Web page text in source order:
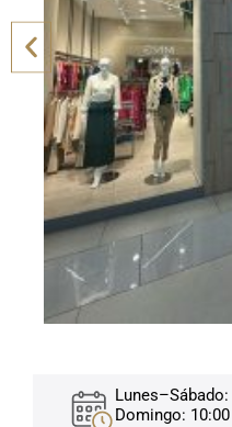
Domingo: